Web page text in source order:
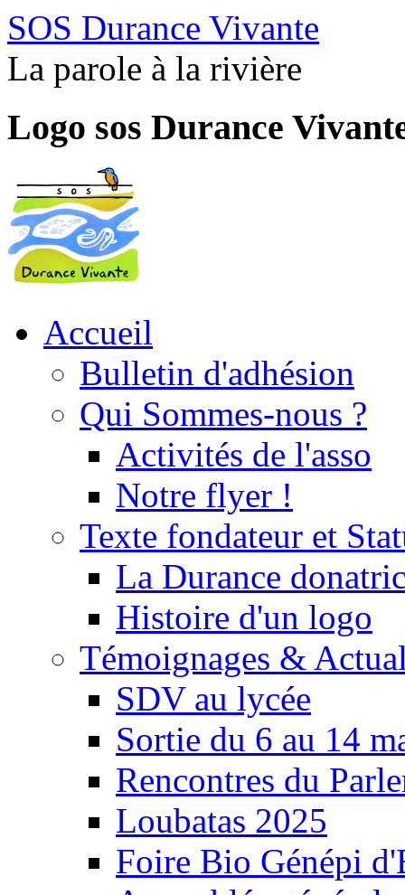
SOS Durance Vivante
La parole à la rivière
Logo sos Durance
Accueil
Bulletin d'adhésion
Qui Sommes-nous ?
Activités de l'asso
Notre flyer !
Texte fondateur et
La Durance
Histoire d'un logo
Témoignages &
SDV au lycée
Sortie du 6 au 14
Rencontres du
Loubatas 2025
Foire Bio Génépi